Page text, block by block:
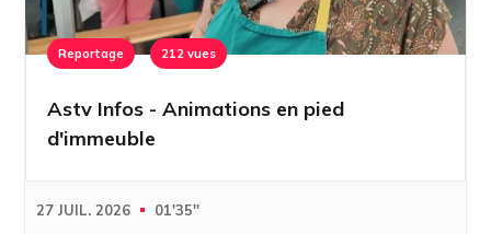
Reportage 212 vues
Astv Infos - Animations en pied
d'immeuble
27 JUIL. 2026 01'35''